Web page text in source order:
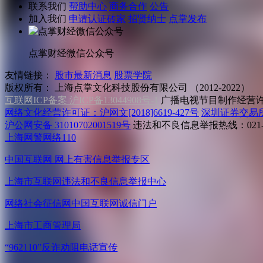
联系我们 帮助中心 商务合作 公告
加入我们 申请认证砖家 招贤纳士 点掌发布
点掌财经微信公众号
友情链接： 股市最新消息 股票学院
版权所有：
上海点掌文化科技股份有限公司 （2012-2022）
互联网ICP备案 沪ICP备13044908号-1
广播电视节目制作经营
网络文化经营许可证：沪网文[2018]6619-427号 深圳证券交易
沪公网安备 31010702001519号 违法和不良信息举报热线：
上海网警网络110
中国互联网 网上有害信息举报专区
上海市互联网违法和不良信息举报中心
网络社会征信网 中国互联网诚信门户
上海市工商管理局
“962110”反诈劝阻电话宣传